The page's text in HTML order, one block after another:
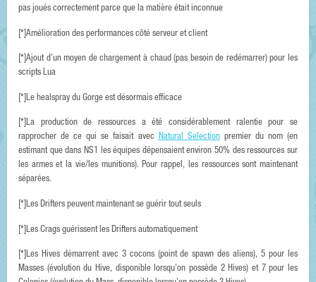
pas joués correctement parce que la matière était inconnue
[*]Amélioration des performances côté serveur et client
[*]Ajout d'un moyen de chargement à chaud (pas besoin de redémarrer) pour les
scripts Lua
[*]Le healspray du Gorge est désormais efficace
[*]La production de ressources a été considérablement ralentie pour se
rapprocher de ce qui se faisait avec Natural Selectionpremier du nom (en
estimant que dans NS1 les équipes dépensaient environ 50% des ressources sur
les armes et la vie/les munitions). Pour rappel, les ressources sont maintenant
séparées.
[*]Les Drifters peuvent maintenant se guérir tout seuls
[*]Les Crags guérissent les Drifters automatiquement
[*]Les Hives démarrent avec 3 cocons (point de spawn des aliens), 5 pour les
Masses (évolution du Hive, disponible lorsqu'on possède 2 Hives) et 7 pour les